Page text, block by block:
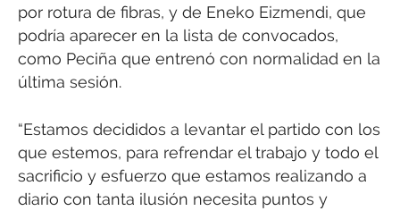
por rotura de fibras, y de Eneko Eizmendi, que
podría aparecer en la lista de convocados,
como Peciña que entrenó con normalidad en la
última sesión.
“Estamos decididos a levantar el partido con los
que estemos, para refrendar el trabajo y todo el
sacrificio y esfuerzo que estamos realizando a
diario con tanta ilusión necesita puntos y